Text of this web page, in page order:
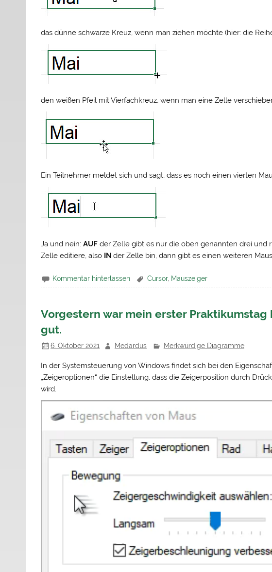
das dünne schwarze Kreuz, wenn man ziehen möchte (hier: die
den weißen Pfeil mit Vierfachkreuz, wenn man eine Zelle
Ein Teilnehmer meldet sich und sagt, dass es noch einen vierten
Ja und nein:AUFder Zelle gibt es nur die oben genannten drei und
Zelle editiere, also IN der Zelle bin, dann gibt es einen weiteren
Kommentar hinterlassen Cursor, Mauszeiger
Vorgestern war mein erster
gut.
6. Oktober 2021 Medardus Merkwürdige Diagramme
In der Systemsteuerung von Windows findet sich bei den
„Zeigeroptionen“ die Einstellung, dass die Zeigerposition durch
wird.